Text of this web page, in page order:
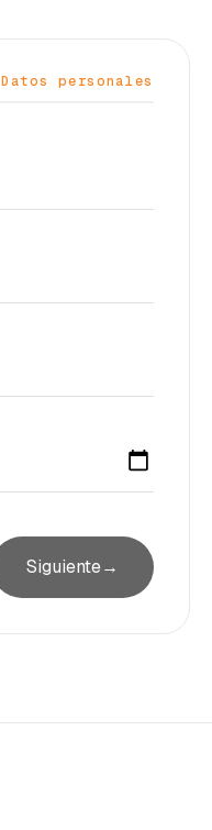
Datos personales
Siguiente→